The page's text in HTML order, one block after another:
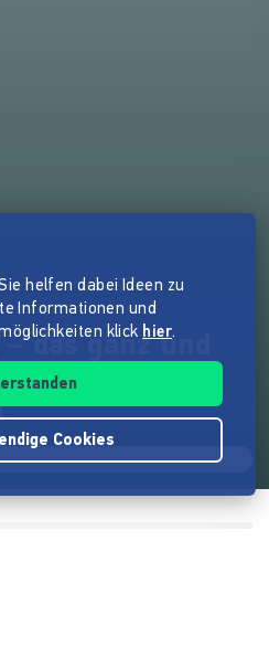
das ganz und
helfen dabei Ideen zu
Informationen und
klick hier.
Cookies